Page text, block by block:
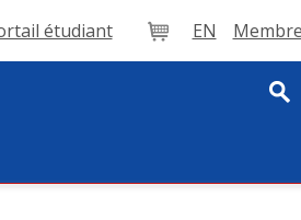
étudiant Panier
EN